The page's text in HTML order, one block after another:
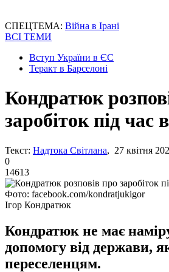
СПЕЦТЕМА: Війна в Ірані
ВСІ ТЕМИ
Вступ України в ЄС
Теракт в Барселоні
Кондратюк
заробіток під час
Текст: Надтока Світлана, 27 квітня
0
14613
Фото: facebook.com/kondratjukigor
Ігор Кондратюк
Кондратюк не має
допомогу від держави,
переселенцям.